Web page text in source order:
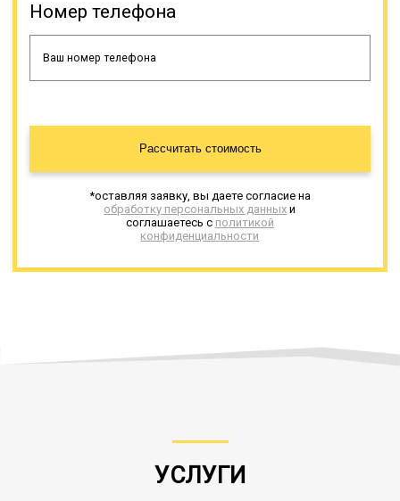
Номер телефона
Рассчитать стоимость
*оставляя заявку, вы даете согласие на
обработку персональных данных и
соглашаетесь с политикой
конфиденциальности
УСЛУГИ